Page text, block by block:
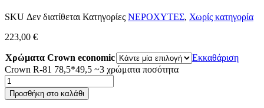
SKU Δεν διατίθεται Κατηγορίες ΝΕΡΟΧΥΤΕΣ, Χωρίς κατηγορία
223,00 €
Χρώματα Crown economic
Εκκαθάριση
Crown R-81 78,5*49,5 ~3 χρώματα ποσότητα
Προσθήκη στο καλάθι